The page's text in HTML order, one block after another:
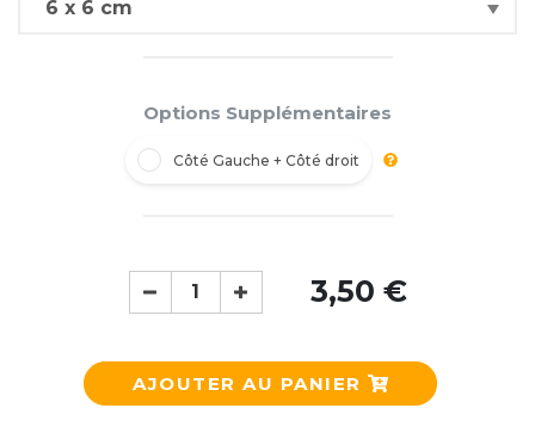
Options Supplémentaires
Côté Gauche + Côté droit
3,50 €
AJOUTER AU PANIER